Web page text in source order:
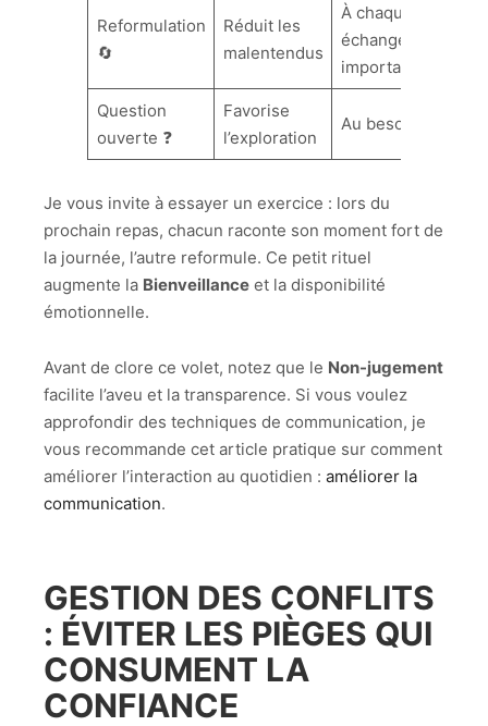
Reformulation
🔄
Réduit les
malentendus
À chaque
échange
important ✅
Question
ouverte ❓
Favorise
l’exploration
Au besoin 🕊️
Je vous invite à essayer un exercice : lors du
prochain repas, chacun raconte son moment fort de
la journée, l’autre reformule. Ce petit rituel
augmente la Bienveillance et la disponibilité
émotionnelle.
Avant de clore ce volet, notez que le Non-jugement
facilite l’aveu et la transparence. Si vous voulez
approfondir des techniques de communication, je
vous recommande cet article pratique sur comment
améliorer l’interaction au quotidien : améliorer la
communication.
GESTION DES CONFLITS
: ÉVITER LES PIÈGES QUI
CONSUMENT LA
CONFIANCE